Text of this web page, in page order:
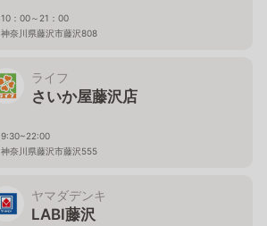
10：00～21：00
神奈川県藤沢市藤沢808
ライフ
さいか屋藤沢店
9:30~22:00
神奈川県藤沢市藤沢555
ヤマダデンキ
LABI藤沢